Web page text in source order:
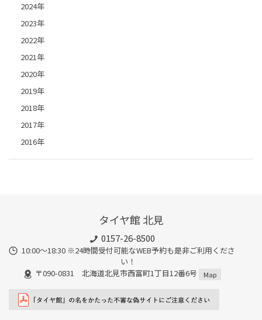
2024年
2023年
2022年
2021年
2020年
2019年
2018年
2017年
2016年
タイヤ館 北見
0157-26-8500
10:00～18:30 ※24時間受付可能なWEB予約も是非ご利用くださ
い！
〒090-0831 北海道北見市西富町1丁目12番6号
Map